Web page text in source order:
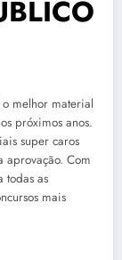
melhor material
próximos anos.
super caros
aprovação. Com
todas as
mais